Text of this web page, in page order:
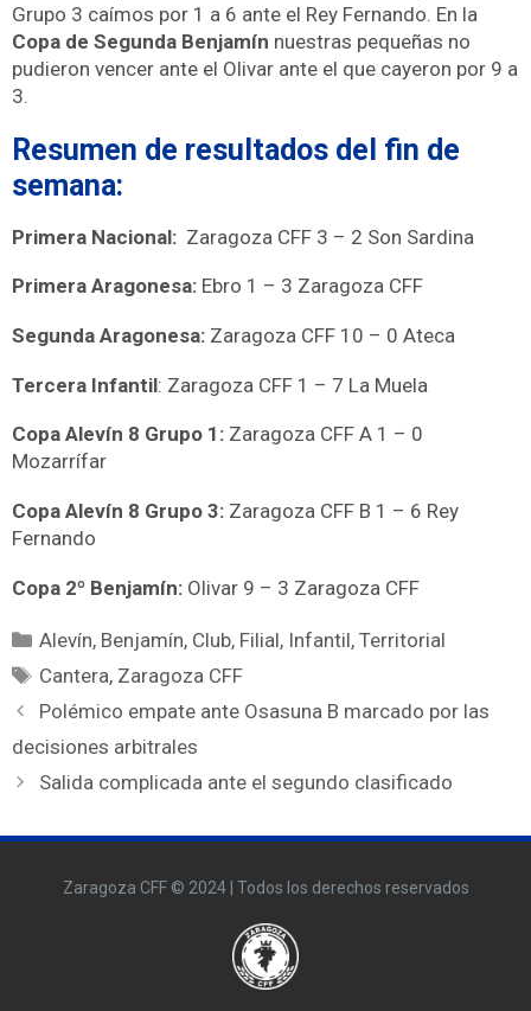
Grupo 3 caímos por 1 a 6 ante el Rey Fernando. En la
Copa de Segunda Benjamín nuestras pequeñas no
pudieron vencer ante el Olivar ante el que cayeron por 9 a
3.
Resumen de resultados del fin de
semana:
Primera Nacional: Zaragoza CFF 3 – 2 Son Sardina
Primera Aragonesa: Ebro 1 – 3 Zaragoza CFF
Segunda Aragonesa: Zaragoza CFF 10 – 0 Ateca
Tercera Infantil: Zaragoza CFF 1 – 7 La Muela
Copa Alevín 8 Grupo 1: Zaragoza CFF A 1 – 0
Mozarrífar
Copa Alevín 8 Grupo 3: Zaragoza CFF B 1 – 6 Rey
Fernando
Copa 2º Benjamín: Olivar 9 – 3 Zaragoza CFF
Alevín, Benjamín, Club, Filial, Infantil,Territorial
Cantera, Zaragoza CFF
Polémico empate ante Osasuna B marcado por las
decisiones arbitrales
Salida complicada ante el segundo clasificado
Zaragoza CFF © 2024 | Todos los derechos reservados